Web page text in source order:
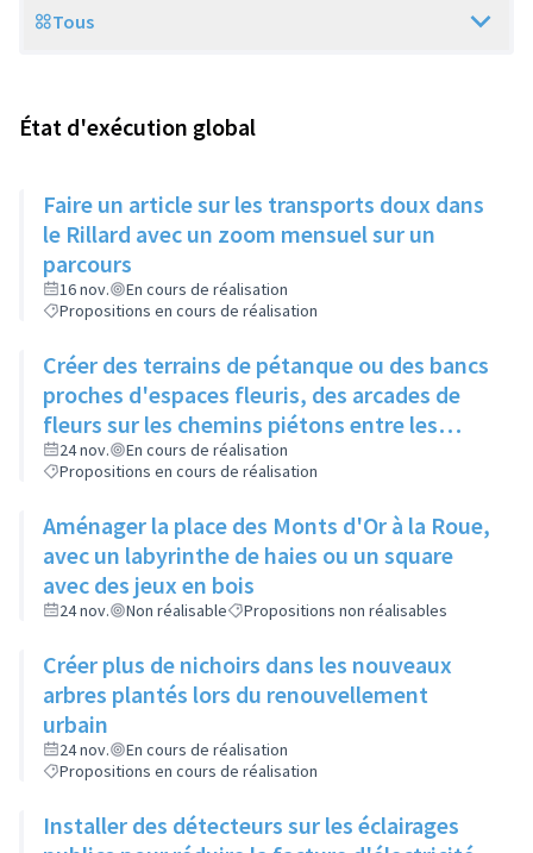
Scope
Tous
État d'exécution global
Faire un article sur les transports doux dans
le Rillard avec un zoom mensuel sur un
parcours
16 nov.
En cours de réalisation
Propositions en cours de réalisation
Créer des terrains de pétanque ou des bancs
proches d'espaces fleuris, des arcades de
fleurs sur les chemins piétons entre les
immeubles
24 nov.
En cours de réalisation
Propositions en cours de réalisation
Aménager la place des Monts d'Or à la Roue,
avec un labyrinthe de haies ou un square
avec des jeux en bois
24 nov. Non réalisable Propositions non réalisables
Créer plus de nichoirs dans les nouveaux
arbres plantés lors du renouvellement
urbain
24 nov.
En cours de réalisation
Propositions en cours de réalisation
Installer des détecteurs sur les éclairages